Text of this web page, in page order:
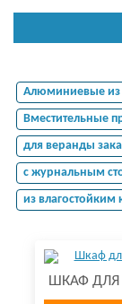
Алюминиевые
Вместительные
для веранды
с журнальным
из влагостойким
ШКАФ ДЛЯ